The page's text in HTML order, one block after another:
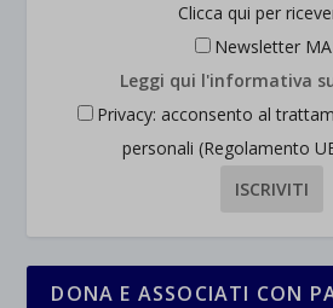
Clicca qui per
Newsletter
Leggi qui l'informativa
Privacy: acconsento al
personali (Regolamento
DONA E ASSOCIATI CON